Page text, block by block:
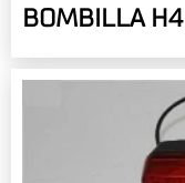
BOMBILLA H4